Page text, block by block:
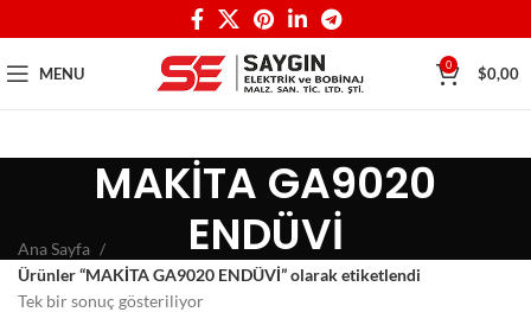
MENU 0 $0,00
MAKİTA GA9020
ENDÜVİ
Ana Sayfa
Ürünler “MAKİTA GA9020 ENDÜVİ” olarak etiketlendi
Tek bir sonuç gösteriliyor